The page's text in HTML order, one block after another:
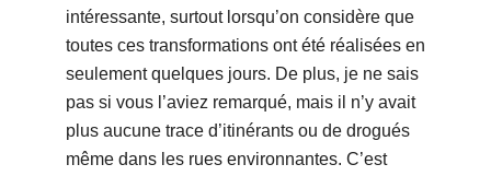
intéressante, surtout lorsqu’on considère que
toutes ces transformations ont été réalisées en
seulement quelques jours. De plus, je ne sais
pas si vous l’aviez remarqué, mais il n’y avait
plus aucune trace d’itinérants ou de drogués
même dans les rues environnantes. C’est